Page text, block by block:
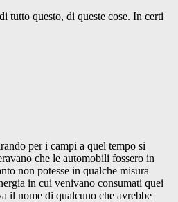
tutto questo, di queste cose. In certi
per i campi a quel tempo si
che le automobili fossero in
non potesse in qualche misura
in cui venivano consumati quei
il nome di qualcuno che avrebbe